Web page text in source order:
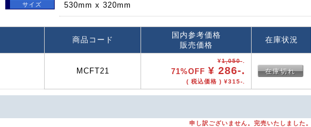
サイズ 530mm x 320mm
商品コード
国内参考価格
販売価格
在庫状況
MCFT21
¥1,050-.
71%OFF ¥ 286-.
( 税込価格 ) ¥315-.
在庫切れ
申し訳ございません。完売いたしました。